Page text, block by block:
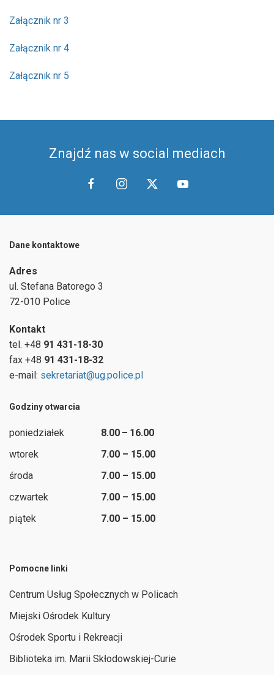
Załącznik nr 3
Załącznik nr 4
Załącznik nr 5
Znajdź nas w social mediach
Dane kontaktowe
Adres
ul. Stefana Batorego 3
72-010 Police
Kontakt
tel. +48 91 431-18-30
fax +48 91 431-18-32
e-mail: sekretariat@ug.police.pl
Godziny otwarcia
poniedziałek
8.00 – 16.00
wtorek
7.00 – 15.00
środa
7.00 – 15.00
czwartek
7.00 – 15.00
piątek
7.00 – 15.00
Pomocne linki
Centrum Usług Społecznych w Policach
Miejski Ośrodek Kultury
Ośrodek Sportu i Rekreacji
Biblioteka im. Marii Skłodowskiej-Curie